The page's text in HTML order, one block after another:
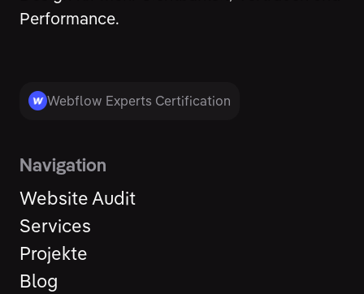
von über zehn Jahren Erfahrung im Webdesign –
Performance.
Webflow Experts Certification
Navigation
Website Audit
Services
Projekte
Blog